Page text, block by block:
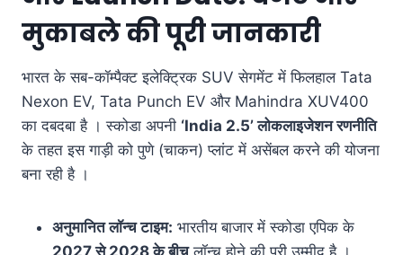
मुकाबले की पूरी जानकारी
भारत के सब-कॉम्पैक्ट इलेक्ट्रिक SUV सेगमेंट में फिलहाल Tata
Nexon EV, Tata Punch EV और Mahindra XUV400
का दबदबा है । स्कोडा अपनी ‘India 2.5’ लोकलाइजेशन रणनीति
के तहत इस गाड़ी को पुणे (चाकन) प्लांट में असेंबल करने की योजना
बना रही है ।
अनुमानित लॉन्च टाइम: भारतीय बाजार में स्कोडा एपिक के
2027 से 2028 के बीचलॉन्च होने की पूरी उम्मीद है ।